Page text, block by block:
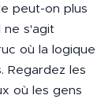
peut-on plus
ne s'agit
où la logique
Regardez les
où les gens